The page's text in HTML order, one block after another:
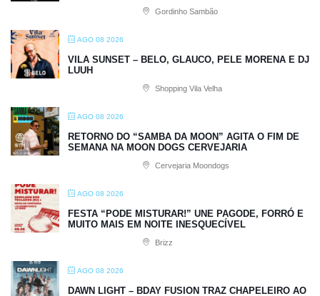
Gordinho Sambão
AGO 08 2026
VILA SUNSET – BELO, GLAUCO, PELE MORENA E DJ
LUUH
Shopping Vila Velha
AGO 08 2026
RETORNO DO “SAMBA DA MOON” AGITA O FIM DE
SEMANA NA MOON DOGS CERVEJARIA
Cervejaria Moondogs
AGO 08 2026
FESTA “PODE MISTURAR!” UNE PAGODE, FORRÓ E
MUITO MAIS EM NOITE INESQUECÍVEL
Brizz
AGO 08 2026
DAWN LIGHT – BDAY FUSION TRAZ CHAPELEIRO AO